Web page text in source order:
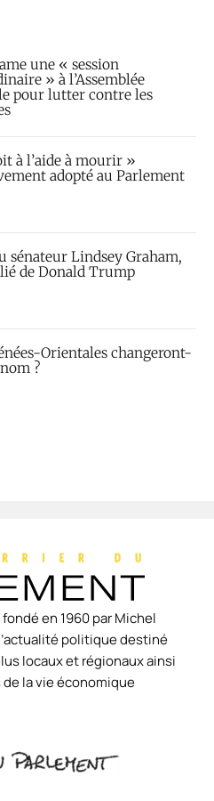
une « session
» à l’Assemblée
pour lutter contre les
à l’aide à mourir »
adopté au Parlement
sénateur Lindsey Graham,
de Donald Trump
Orientales changeront-
?
en 1960 par Michel
politique destiné
locaux et régionaux ainsi
la vie économique